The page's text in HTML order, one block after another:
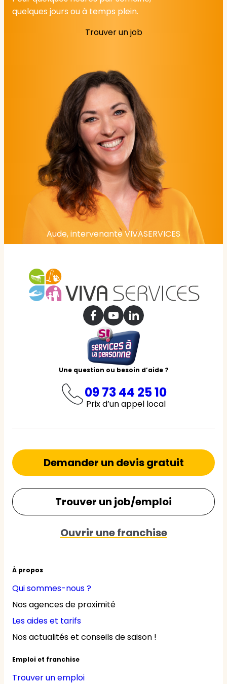
quelques jours ou à temps plein.
Trouver un job
Aude, intervenante VIVASERVICES
Une question ou besoin d’aide ?
09 73 44 25 10
Prix d’un appel local
À propos
Qui sommes-nous ?
Nos agences de proximité
Les aides et tarifs
Nos actualités et conseils de saison !
Emploi et franchise
Trouver un emploi
Demander un devis gratuit
Trouver un job/emploi
Ouvrir une franchise